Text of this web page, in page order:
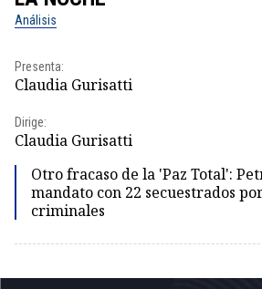
Análisis
Presenta:
Claudia Gurisatti
Dirige:
Claudia Gurisatti
Otro fracaso de la 'Paz Total':
mandato con 22 secuestrados
criminales
1